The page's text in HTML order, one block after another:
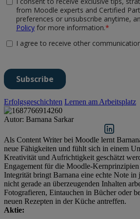
Erfolgsgeschichten Lernen am Arbeitsplatz
Autor: Barnana Sarkar
Als Content Writer bei Moodle lernt
neue Fähigkeiten und fühlt sich in einem
Kreativität und Aufrichtigkeit geschätzt
Engagement für die Moodle-
Integrität bringt Barnana eine echte Note in
nicht gerade an überzeugenden Inhalten
Fotografieren, Eintauchen in Bücher oder
neuen Rezepten in der Küche antreffen.
Aktie: